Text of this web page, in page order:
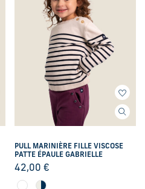
PULL MARINIÈRE FILLE VISCOSE
PATTE ÉPAULE GABRIELLE
42,00 €